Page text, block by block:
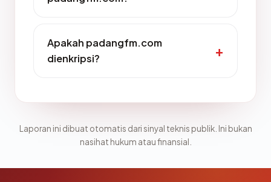
Apakah padangfm.com
dienkripsi?
Laporan ini dibuat otomatis dari sinyal teknis publik. Ini bukan
nasihat hukum atau finansial.